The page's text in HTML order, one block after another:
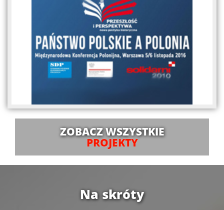
ZOBACZ WSZYSTKIE
PROJEKTY
Na skróty